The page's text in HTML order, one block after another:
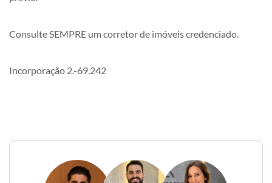
Consulte SEMPRE um corretor de imóveis credenciado.
Incorporação 2.-69.242